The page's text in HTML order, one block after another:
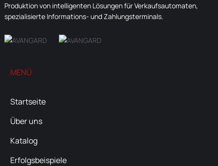
Produktion von intelligenten Lösungen für Verkaufsautomaten,
spezialisierte Informations- und Zahlungsterminals.
MENÜ
Startseite
Über uns
Katalog
Erfolgsbeispiele